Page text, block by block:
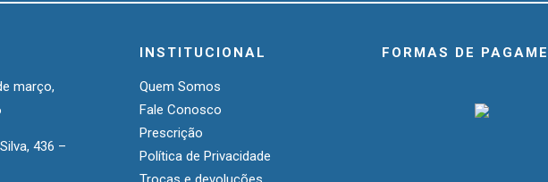
março,
436 –
INSTITUCIONAL
Quem Somos
Fale Conosco
Prescrição
Política de Privacidade
FORMAS DE